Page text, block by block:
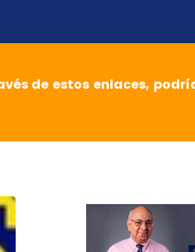
de estos enlaces,